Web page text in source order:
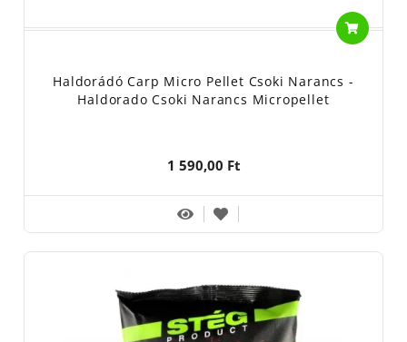
Haldorádó Carp Micro Pellet Csoki Narancs -
Haldorado Csoki Narancs Micropellet
1 590,00 Ft